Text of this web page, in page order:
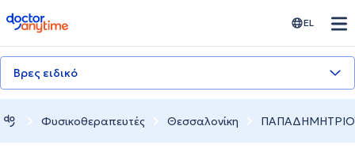
doctoranytime EL
Βρες ειδικό
Φυσικοθεραπευτές Θεσσαλονίκη